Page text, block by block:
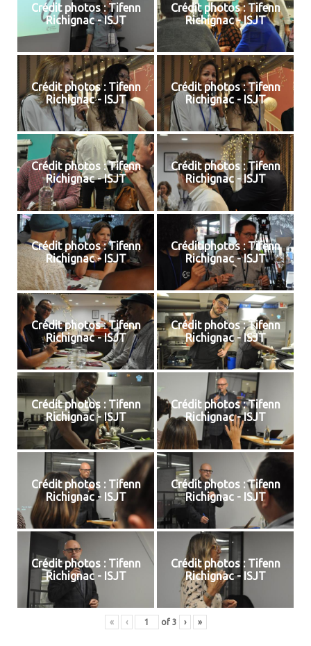
Crédit photos : Tifenn
Richignac - ISJT
Crédit photos : Tifenn
Richignac - ISJT
Crédit photos : Tifenn
Richignac - ISJT
Crédit photos : Tifenn
Richignac - ISJT
Crédit photos : Tifenn
Richignac - ISJT
Crédit photos : Tifenn
Richignac - ISJT
Crédit photos : Tifenn
Richignac - ISJT
Crédit photos : Tifenn
Richignac - ISJT
Crédit photos : Tifenn
Richignac - ISJT
Crédit photos : Tifenn
Richignac - ISJT
Crédit photos : Tifenn
Richignac - ISJT
Crédit photos : Tifenn
Richignac - ISJT
Crédit photos : Tifenn
Richignac - ISJT
Crédit photos : Tifenn
Richignac - ISJT
Crédit photos : Tifenn
Richignac - ISJT
Crédit photos : Tifenn
Richignac - ISJT
« ‹ of 3 › »